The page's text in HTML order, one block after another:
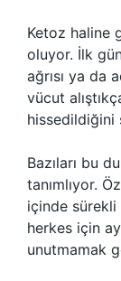
Ketoz haline
oluyor. İlk
ağrısı ya da
vücut
hissedildiğini
Bazıları bu
tanımlıyor.
içinde sürekli
herkes için
unutmamak